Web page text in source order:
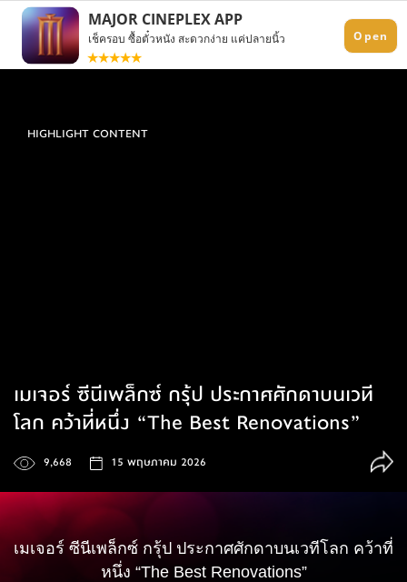
HIGHLIGHT CONTENT
เมเจอร์ ซีนีเพล็กซ์ กรุ้ป ประกาศศักดาบนเวที
โลก คว้าที่หนึ่ง “The Best Renovations”
9,668 15 พฤษภาคม 2026
เมเจอร์ ซีนีเพล็กซ์ กรุ้ป ประกาศศักดาบนเวทีโลก คว้าที่
หนึ่ง “The Best Renovations”